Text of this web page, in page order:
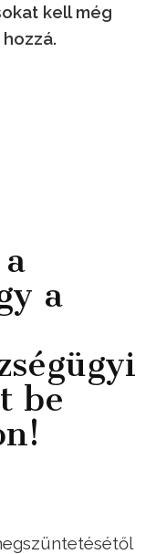
kell még
a
be